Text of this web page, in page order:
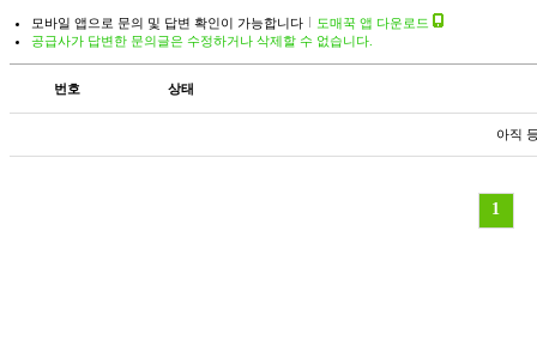
모바일 앱으로 문의 및 답변 확인이 가능합니다
도매꾹 앱 다운로드
공급사가 답변한 문의글은 수정하거나 삭제할 수 없습니다.
번호 상태
아직
1